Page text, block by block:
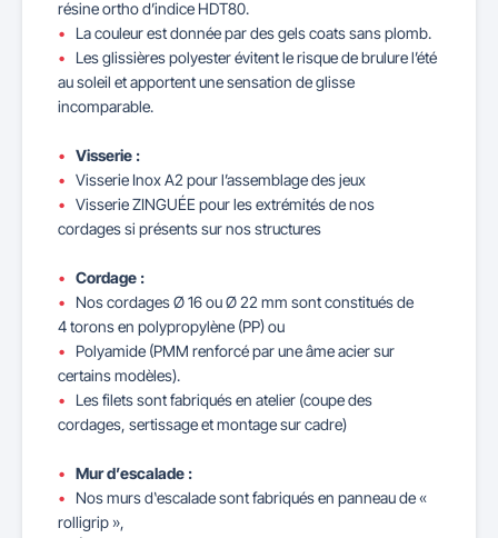
résine ortho d’indice HDT80.
La couleur est donnée par des gels coats sans plomb.
Les glissières polyester évitent le risque de brulure l’été
au soleil et apportent une sensation de glisse
incomparable.
Visserie :
Visserie Inox A2 pour l’assemblage des jeux
Visserie ZINGUÉE pour les extrémités de nos
cordages si présents sur nos structures
Cordage :
Nos cordages Ø 16 ou Ø 22 mm sont constitués de
4 torons en polypropylène (PP) ou
Polyamide (PMM renforcé par une âme acier sur
certains modèles).
Les filets sont fabriqués en atelier (coupe des
cordages, sertissage et montage sur cadre)
Mur d’escalade :
Nos murs d‛escalade sont fabriqués en panneau de «
rolligrip »,